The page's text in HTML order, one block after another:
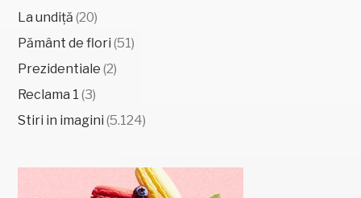
La undiță (20)
Pământ de flori (51)
Prezidentiale (2)
Reclama 1 (3)
Stiri in imagini (5.124)